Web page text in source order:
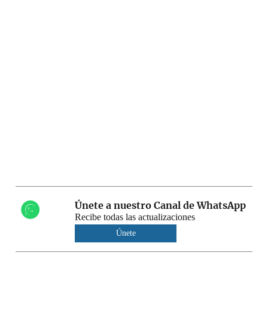
Únete a nuestro Canal de WhatsApp
Recibe todas las actualizaciones
Únete